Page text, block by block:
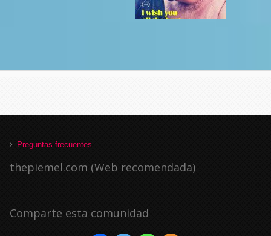
Preguntas frecuentes
thepiemel.com (Web recomendada)
Comparte esta comunidad